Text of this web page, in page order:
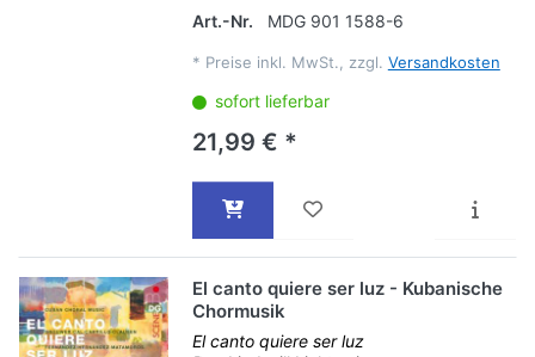
Art.-Nr.
MDG 901 1588-6
* Preise inkl. MwSt., zzgl. Versandkosten
sofort lieferbar
21,99 € *
El canto quiere ser luz - Kubanische
Chormusik
El canto quiere ser luz